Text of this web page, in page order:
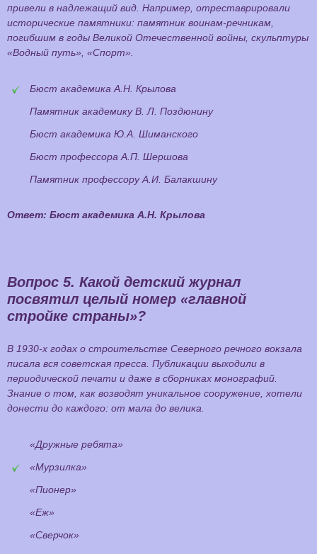
привели в надлежащий вид. Например, отреставрировали
исторические памятники: памятник воинам-речникам,
погибшим в годы Великой Отечественной войны, скульптуры
«Водный путь», «Спорт».
Бюст академика А.Н. Крылова
Памятник академику В. Л. Поздюнину
Бюст академика Ю.А. Шиманского
Бюст профессора А.П. Шершова
Памятник профессору А.И. Балакшину
Ответ: Бюст академика А.Н. Крылова
Вопрос 5. Какой детский журнал
посвятил целый номер «главной
стройке страны»?
В 1930-х годах о строительстве Северного речного вокзала
писала вся советская пресса. Публикации выходили в
периодической печати и даже в сборниках монографий.
Знание о том, как возводят уникальное сооружение, хотели
донести до каждого: от мала до велика.
«Дружные ребята»
«Мурзилка»
«Пионер»
«Еж»
«Сверчок»